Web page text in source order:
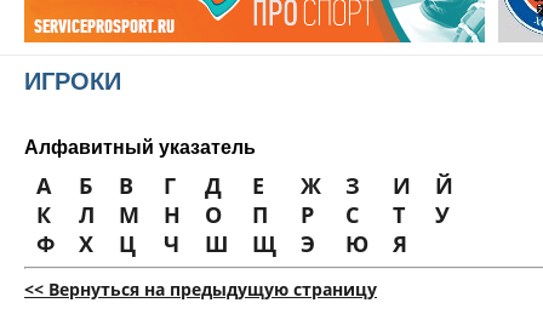
ИГРОКИ
Алфавитный указатель
А Б В Г Д Е Ж З И
Й
К
Л М Н О П Р С Т
У
Ф
Х Ц Ч Ш Щ Э Ю Я
<< Вернуться на предыдущую страницу